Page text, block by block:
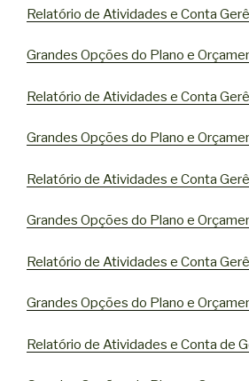
Relatório de Atividades e Conta
Grandes Opções do Plano e
Relatório de Atividades e Conta
Grandes Opções do Plano e
Relatório de Atividades e Conta
Grandes Opções do Plano e
Relatório de Atividades e Conta
Grandes Opções do Plano e
Relatório de Atividades e Conta de